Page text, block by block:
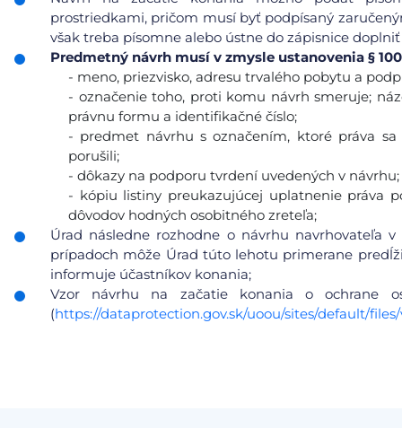
prostriedkami, pričom musí byť podpísaný
však treba písomne alebo ústne do zápisnice
Predmetný návrh musí v zmysle ustanovenia §
- meno, priezvisko, adresu trvalého pobytu a
- označenie toho, proti komu návrh smeruje;
právnu formu a identifikačné číslo;
- predmet návrhu s označením, ktoré práva
porušili;
- dôkazy na podporu tvrdení uvedených v návrhu;
- kópiu listiny preukazujúcej uplatnenie práva
dôvodov hodných osobitného zreteľa;
Úrad následne rozhodne o návrhu navrhovateľa
prípadoch môže Úrad túto lehotu primerane
informuje účastníkov konania;
Vzor návrhu na začatie konania o ochrane
(https://dataprotection.gov.sk/uoou/sites/default/